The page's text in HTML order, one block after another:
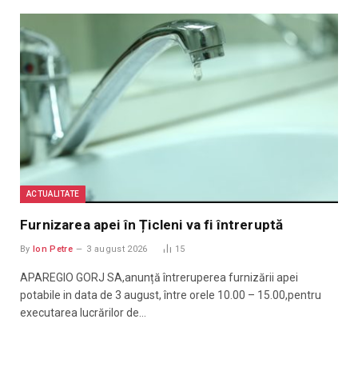
ACTUALITATE
Furnizarea apei în Țicleni va fi întreruptă
By Ion Petre 3 august 2026 15
APAREGIO GORJ SA,anunță întreruperea furnizării apei
potabile in data de 3 august, între orele 10.00 – 15.00,pentru
executarea lucrărilor de…